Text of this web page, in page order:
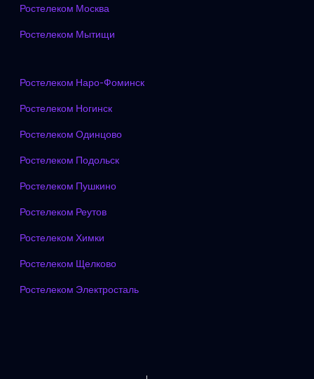
Ростелеком Москва
Ростелеком Мытищи
Ростелеком Наро-Фоминск
Ростелеком Ногинск
Ростелеком Одинцово
Ростелеком Подольск
Ростелеком Пушкино
Ростелеком Реутов
Ростелеком Химки
Ростелеком Щелково
Ростелеком Электросталь